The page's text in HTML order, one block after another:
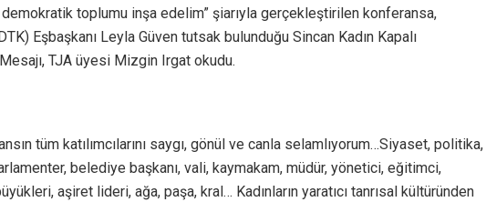
toplumu inşa edelim” şiarıyla gerçekleştirilen konferansa,
Eşbaşkanı Leyla Güven tutsak bulunduğu Sincan Kadın Kapalı
TJA üyesi Mizgin Irgat okudu.
tüm katılımcılarını saygı, gönül ve canla selamlıyorum…Siyaset, politika,
belediye başkanı, vali, kaymakam, müdür, yönetici, eğitimci,
aşiret lideri, ağa, paşa, kral… Kadınların yaratıcı tanrısal kültüründen